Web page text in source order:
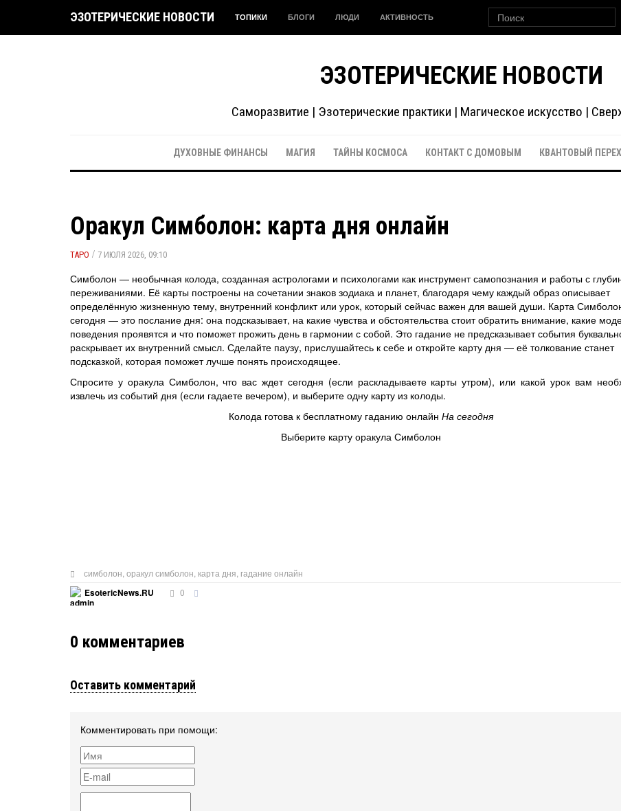
ЭЗОТЕРИЧЕСКИЕ НОВОСТИ ТОПИКИ БЛОГИ ЛЮДИ АКТИВНОСТЬ
ЭЗОТЕРИЧЕСКИЕ НОВОСТИ
Саморазвитие | Эзотерические практики | Магическое искусство |
ДУХОВНЫЕ ФИНАНСЫ МАГИЯ ТАЙНЫ КОСМОСА КОНТАКТ С ДОМОВЫМ КВАНТОВЫЙ
Оракул Симболон: карта дня онлайн
ТАРО / 7 ИЮЛЯ 2026, 09:10
Симболон — необычная колода, созданная астрологами и психологами как инструмент самопознания и работы с
переживаниями. Её карты построены на сочетании знаков зодиака и планет, благодаря чему каждый образ описывает
определённую жизненную тему, внутренний конфликт или урок, который сейчас важен для вашей души. Карта
сегодня — это послание дня: она подсказывает, на какие чувства и обстоятельства стоит обратить внимание, какие
поведения проявятся и что поможет прожить день в гармонии с собой. Это гадание не предсказывает события
раскрывает их внутренний смысл. Сделайте паузу, прислушайтесь к себе и откройте карту дня — её толкование станет
подсказкой, которая поможет лучше понять происходящее.
Спросите у оракула Симболон, что вас ждет сегодня (если раскладываете карты утром), или какой урок вам
извлечь из событий дня (если гадаете вечером), и выберите одну карту из колоды.
Колода готова к бесплатному гаданию онлайнНа сегодня
Выберите карту оракула Симболон
симболон оракул симболон карта дня гадание онлайн
EsotericNews.RU
0
0 комментариев
Оставить комментарий
Комментировать при помощи: